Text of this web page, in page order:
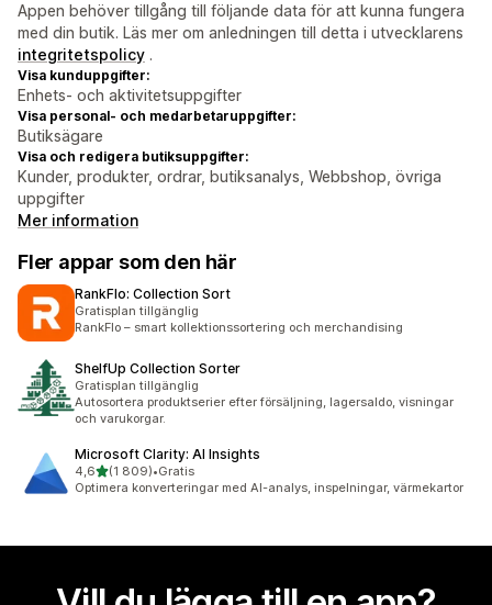
Appen behöver tillgång till följande data för att kunna fungera
med din butik. Läs mer om anledningen till detta i utvecklarens
integritetspolicy .
Visa kunduppgifter:
Enhets- och aktivitetsuppgifter
Visa personal- och medarbetaruppgifter:
Butiksägare
Visa och redigera butiksuppgifter:
Kunder, produkter, ordrar, butiksanalys, Webbshop, övriga
uppgifter
Mer information
Fler appar som den här
RankFlo: Collection Sort
Gratisplan tillgänglig
RankFlo – smart kollektionssortering och merchandising
ShelfUp Collection Sorter
Gratisplan tillgänglig
Autosortera produktserier efter försäljning, lagersaldo, visningar
och varukorgar.
Microsoft Clarity: AI Insights
4,6av 5 stjärnor
(1 809)
1809 recensioner totalt
•Gratis
Optimera konverteringar med AI-analys, inspelningar, värmekartor